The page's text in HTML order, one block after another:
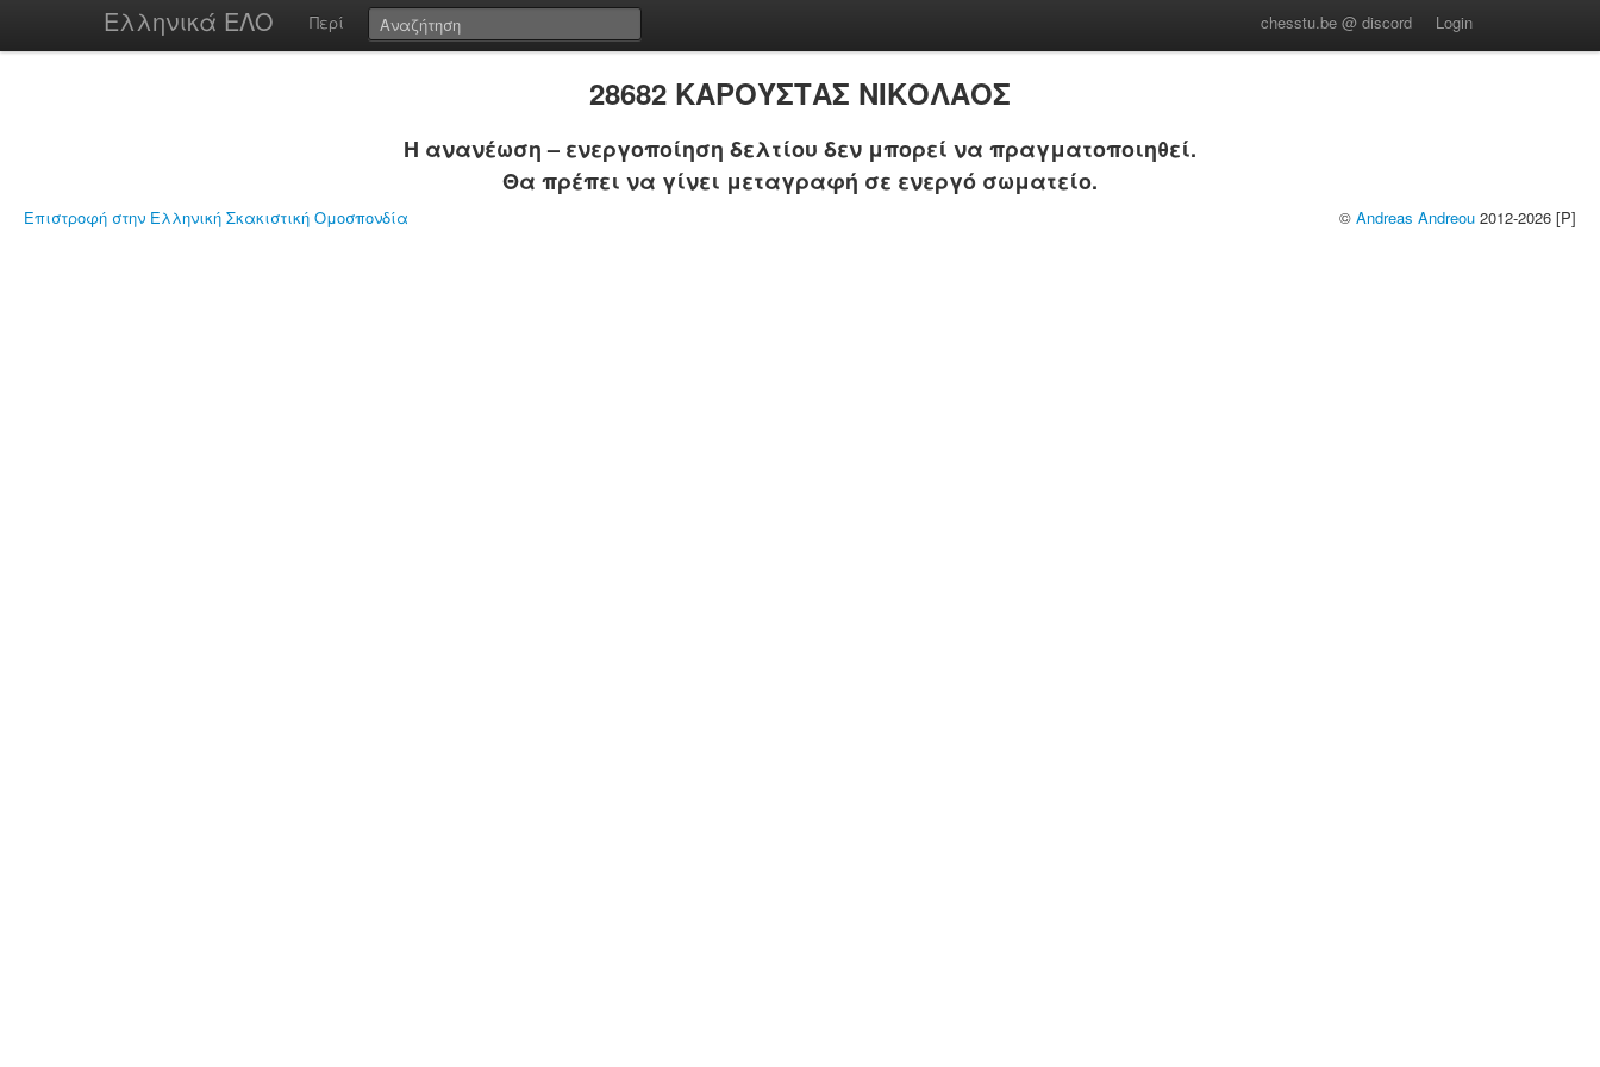
Ελληνικά ΕΛΟ Περί chesstu.be @ discord Login
28682 ΚΑΡΟΥΣΤΑΣ ΝΙΚΟΛΑΟΣ
Η ανανέωση – ενεργοποίηση δελτίου δεν μπορεί να πραγματοποιηθεί.
Θα πρέπει να γίνει μεταγραφή σε ενεργό σωματείο.
Επιστροφή στην Ελληνική Σκακιστική Ομοσπονδία © Andreas Andreou 2012-2026 [P]